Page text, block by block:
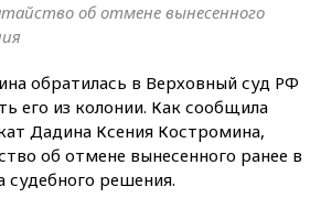
об отмене вынесенного
обратилась в Верховный суд РФ
его из колонии. Как сообщила
Дадина Ксения Костромина,
об отмене вынесенного ранее в
судебного решения.